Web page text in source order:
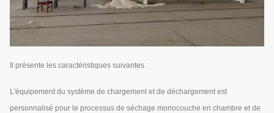
Il présente les caractéristiques suivantes :
L'équipement du système de chargement et de déchargement est
personnalisé pour le processus de séchage monocouche en chambre et de